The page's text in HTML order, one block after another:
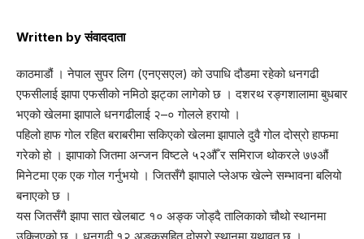
Written by संवाददाता
काठमाडौं । नेपाल सुपर लिग (एनएसएल) को उपाधि दौडमा रहेको धनगढी
एफसीलाई झापा एफसीको नमिठो झट्का लागेको छ । दशरथ रङ्गशालामा बुधबार
भएको खेलमा झापाले धनगढीलाई २–० गोलले हरायो ।
पहिलो हाफ गोल रहित बराबरीमा सकिएको खेलमा झापाले दुवै गोल दोस्रो हाफमा
गरेको हो । झापाको जितमा अन्जन विष्टले ५२औँ र समिराज थोकरले ७७औं
मिनेटमा एक एक गोल गर्नुभयो । जितसँगै झापाले प्लेअफ खेल्ने सम्भावना बलियो
बनाएको छ ।
यस जितसँगै झापा सात खेलबाट १० अङ्क जोड्दै तालिकाको चौथो स्थानमा